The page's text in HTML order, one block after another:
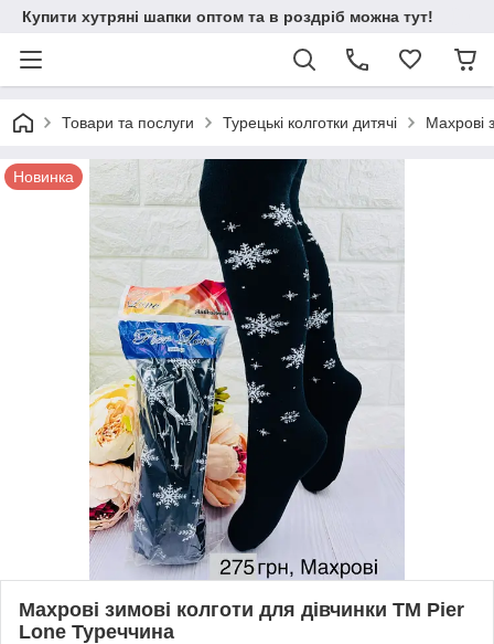
Купити хутряні шапки оптом та в роздріб можна тут!
Товари та послуги Турецькі колготки дитячі Махрові
Новинка
Махрові зимові колготи для дівчинки ТМ Pier
Lone Туреччина